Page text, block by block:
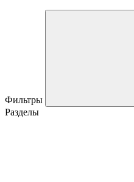
Фильтры
Разделы